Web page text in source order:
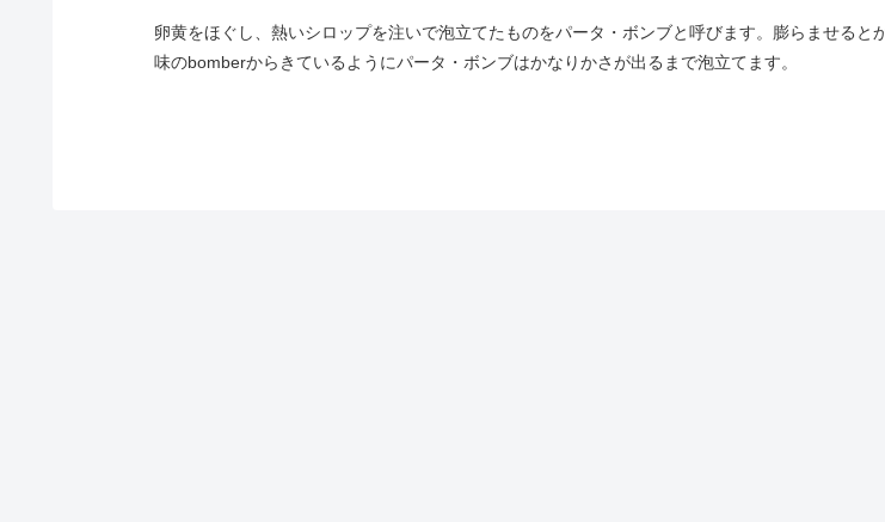
卵黄をほぐし、熱いシロップを注いで泡立てたものをパータ・ボンブと呼びます。膨らませると
味のbomberからきているようにパータ・ボンブはかなりかさが出るまで泡立てます。